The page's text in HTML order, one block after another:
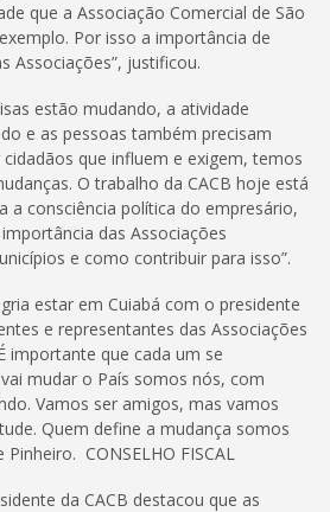
que a Associação Comercial de São
Por isso a importância de
Associações”, justificou.
estão mudando, a atividade
e as pessoas também precisam
que influem e exigem, temos
O trabalho da CACB hoje está
a consciência política do empresário,
das Associações
e como contribuir para isso”.
estar em Cuiabá com o presidente
e representantes das Associações
importante que cada um se
mudar o País somos nós, com
Vamos ser amigos, mas vamos
Quem define a mudança somos
CONSELHO FISCAL
da CACB destacou que as